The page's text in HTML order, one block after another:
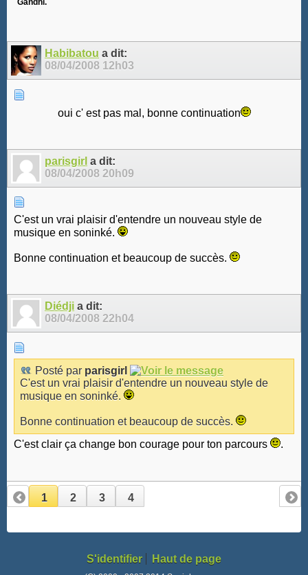
Gandhi.
Habibatou a dit:
08/04/2008 12h03
oui c' est pas mal, bonne continuation
parisgirl a dit:
08/04/2008 20h09
C'est un vrai plaisir d'entendre un nouveau style de
musique en soninké.
Bonne continuation et beaucoup de succès.
Diédji a dit:
08/04/2008 22h04
Posté par parisgirl
C'est un vrai plaisir d'entendre un nouveau style de
musique en soninké.
Bonne continuation et beaucoup de succès.
C'est clair ça change bon courage pour ton parcours
.
1 2 3 4
S'identifier Haut de page